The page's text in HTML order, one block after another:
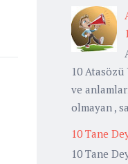
10 Atasözü
ve
olmayan ,
10 Tane
10 Tane